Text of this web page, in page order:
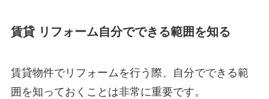
賃貸 リフォーム自分でできる範囲を知る
賃貸物件でリフォームを行う際、自分でできる範
囲を知っておくことは非常に重要です。